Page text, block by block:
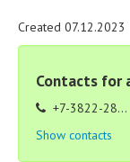
Created 07.12.2023
Contacts for
+7-3822-28...
Show contacts